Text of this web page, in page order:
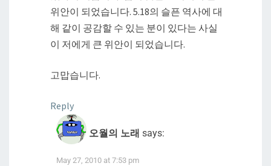
위안이 되었습니다. 5.18의 슬픈 역사에 대
해 같이 공감할 수 있는 분이 있다는 사실
이 저에게 큰 위안이 되었습니다.
고맙습니다.
Reply
오월의 노래 says:
May 27, 2010 at 7:53 pm